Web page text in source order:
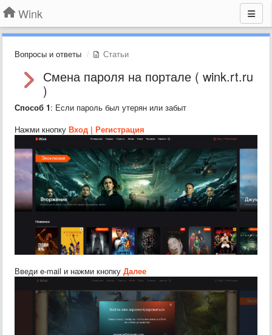
Wink
Вопросы и ответы Статьи
Смена пароля на портале ( wink.rt.ru
)
Способ 1: Если пароль был утерян или забыт
Нажми кнопку Вход | Регистрация
Введи e-mail и нажми кнопку Далее